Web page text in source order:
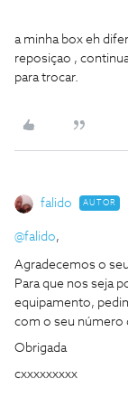
a minha box eh
reposiçao ,
para trocar.
falido AUTOR
@falido,
Agradecemos o
Para que nos seja
equipamento,
com o seu número
Obrigada
cxxxxxxxxx